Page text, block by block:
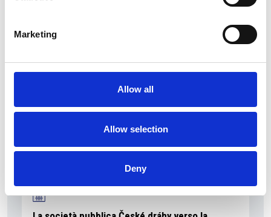
Marketing
Allow all
Allow selection
Deny
La Škoda avvia la produzione del suo SUV Peaq